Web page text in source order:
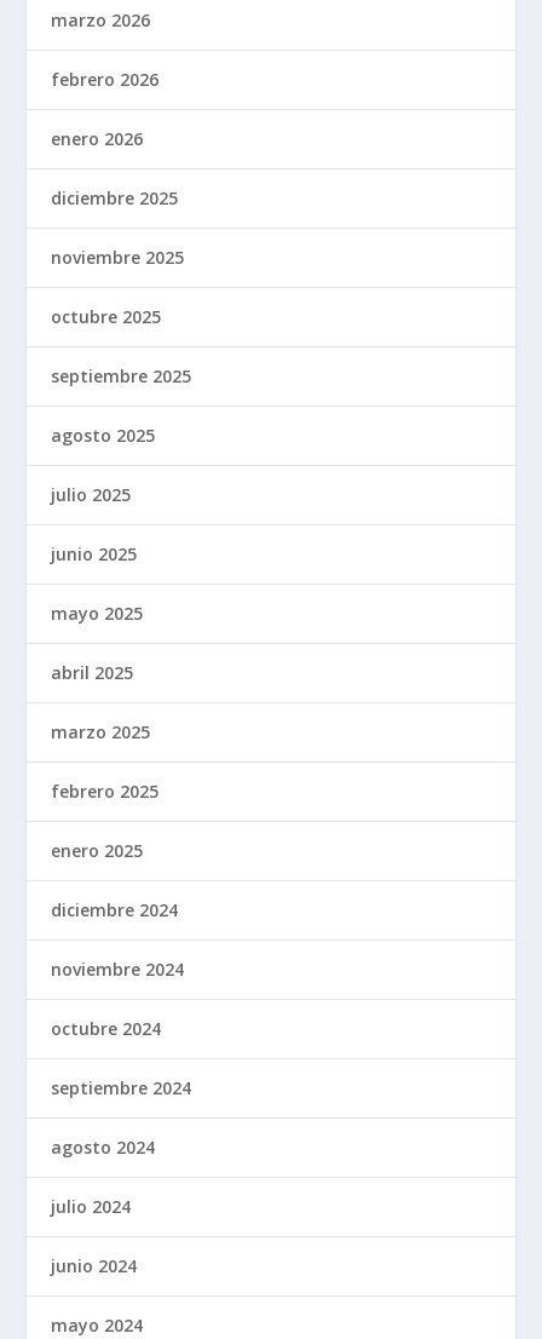
marzo 2026
febrero 2026
enero 2026
diciembre 2025
noviembre 2025
octubre 2025
septiembre 2025
agosto 2025
julio 2025
junio 2025
mayo 2025
abril 2025
marzo 2025
febrero 2025
enero 2025
diciembre 2024
noviembre 2024
octubre 2024
septiembre 2024
agosto 2024
julio 2024
junio 2024
mayo 2024